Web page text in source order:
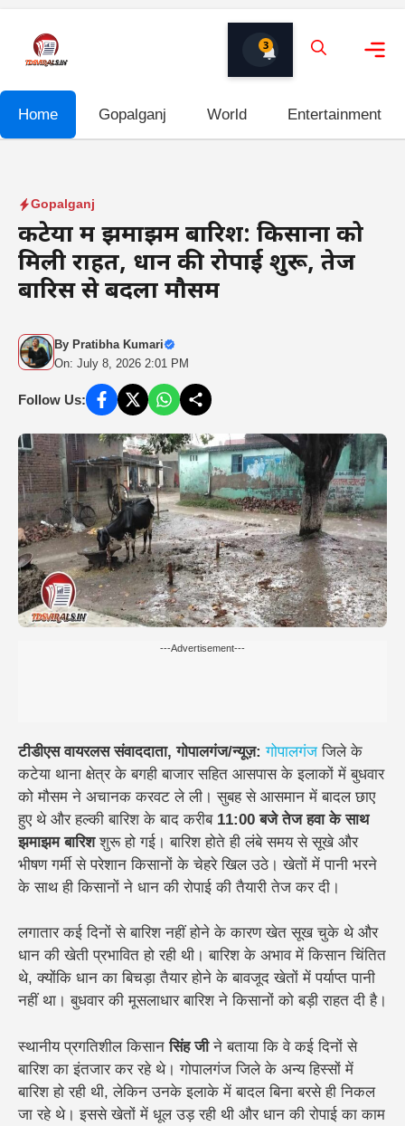
content
3
Home Gopalganj World Entertainment
Gopalganj
कटेया में झमाझम बारिश: किसानों को
मिली राहत, धान की रोपाई शुरू, तेज
बारिस से बदला मौसम
By Pratibha Kumari
On: July 8, 2026 2:01 PM
Follow Us:
---Advertisement---
टीडीएस वायरलस संवाददाता, गोपालगंज/न्यूज़:गोपालगंज जिले के
कटेया थाना क्षेत्र के बगही बाजार सहित आसपास के इलाकों में बुधवार
को मौसम ने अचानक करवट ले ली। सुबह से आसमान में बादल छाए
हुए थे और हल्की बारिश के बाद करीब 11:00 बजे तेज हवा के साथ
झमाझम बारिशशुरू हो गई। बारिश होते ही लंबे समय से सूखे और
भीषण गर्मी से परेशान किसानों के चेहरे खिल उठे। खेतों में पानी भरने
के साथ ही किसानों ने धान की रोपाई की तैयारी तेज कर दी।
लगातार कई दिनों से बारिश नहीं होने के कारण खेत सूख चुके थे और
धान की खेती प्रभावित हो रही थी। बारिश के अभाव में किसान चिंतित
थे, क्योंकि धान का बिचड़ा तैयार होने के बावजूद खेतों में पर्याप्त पानी
नहीं था। बुधवार की मूसलाधार बारिश ने किसानों को बड़ी राहत दी है।
स्थानीय प्रगतिशील किसानसिंह जीने बताया कि वे कई दिनों से
बारिश का इंतजार कर रहे थे। गोपालगंज जिले के अन्य हिस्सों में
बारिश हो रही थी, लेकिन उनके इलाके में बादल बिना बरसे ही निकल
जा रहे थे। इससे खेतों में धूल उड़ रही थी और धान की रोपाई का काम